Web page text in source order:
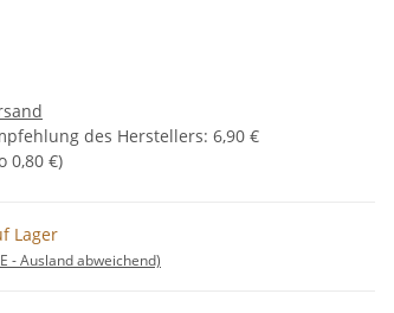
des Herstellers: 6,90 €
0,80 €)
Lager
- Ausland abweichend)